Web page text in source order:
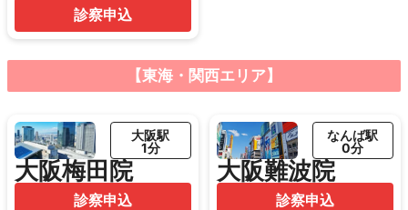
診察申込
【東海・関西エリア】
大阪梅田院
大阪駅
1分
診察申込
大阪難波院
なんば駅
0分
診察申込